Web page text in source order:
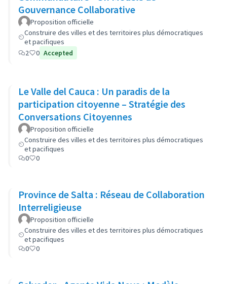
Gouvernance Collaborative
Proposition officielle
Construire des villes et des territoires plus démocratiques
et pacifiques
2
0 Accepted
Le Valle del Cauca : Un paradis de la
participation citoyenne – Stratégie des
Conversations Citoyennes
Proposition officielle
Construire des villes et des territoires plus démocratiques
et pacifiques
0
0
Province de Salta : Réseau de Collaboration
Interreligieuse
Proposition officielle
Construire des villes et des territoires plus démocratiques
et pacifiques
0
0